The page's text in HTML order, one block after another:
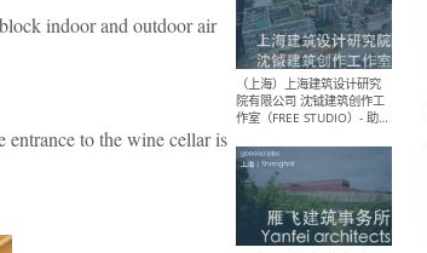
indoor and outdoor air
to the wine cellar is